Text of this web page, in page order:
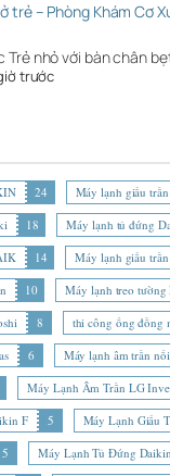
trẻ – Phòng Khám Cơ
Trẻ nhỏ với bàn chân
trước
24 Máy lạnh giấu
18 Máy lạnh tủ đứng
14 Máy lạnh giấu
10 Máy lạnh treo
8 thi công ống đồng
6 Máy lạnh âm trần
Máy Lạnh Âm Trần LG Inve
F
5 Máy Lạnh Giấu
5 Máy Lạnh Tủ Đứng